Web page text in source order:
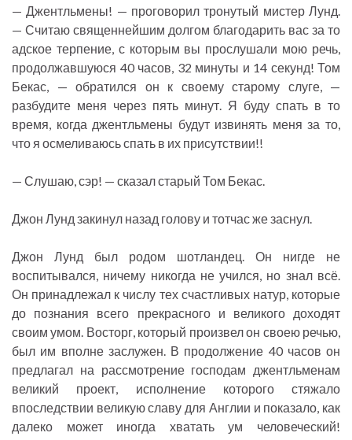
— Джентльмены! — проговорил тронутый мистер Лунд.
— Считаю священнейшим долгом благодарить вас за то
адское терпение, с которым вы прослушали мою речь,
продолжавшуюся 40 часов, 32 минуты и 14 секунд! Том
Бекас, — обратился он к своему старому слуге, —
разбудите меня через пять минут. Я буду спать в то
время, когда джентльмены будут извинять меня за то,
что я осмеливаюсь спать в их присутствии!!
— Слушаю, сэр! — сказал старый Том Бекас.
Джон Лунд закинул назад голову и тотчас же заснул.
Джон Лунд был родом шотландец. Он нигде не
воспитывался, ничему никогда не учился, но знал всё.
Он принадлежал к числу тех счастливых натур, которые
до познания всего прекрасного и великого доходят
своим умом. Восторг, который произвел он своею речью,
был им вполне заслужен. В продолжение 40 часов он
предлагал на рассмотрение господам джентльменам
великий проект, исполнение которого стяжало
впоследствии великую славу для Англии и показало, как
далеко может иногда хватать ум человеческий!